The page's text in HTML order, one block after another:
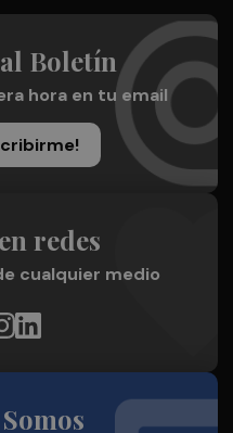
Boletín
hora en tu email
redes
cualquier medio